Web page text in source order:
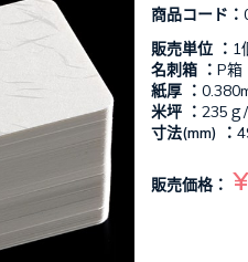
商品コード：
販売単位 ： 1
名刺箱 ： P箱
紙厚 ：
米坪 ： 235ｇ
寸法(mm) ：
販売価格：